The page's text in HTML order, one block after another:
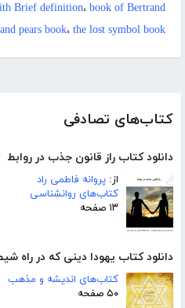
کتاب‌های تصادفی
دانلود کتاب راز قانون جذب در روابط
از: پروانه فاطمی راد
کتاب‌های روانشناسی
۱۳ صفحه
دانلود کتاب یهودا دینی که در راه
کتاب‌های اندیشه و مذهب
۵۰ صفحه
Brief definition، book of Bertrand
pears book، the lost symbol book